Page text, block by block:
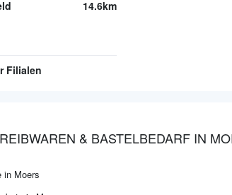
14.6km
Filialen
& BASTELBEDARF IN
in Moers